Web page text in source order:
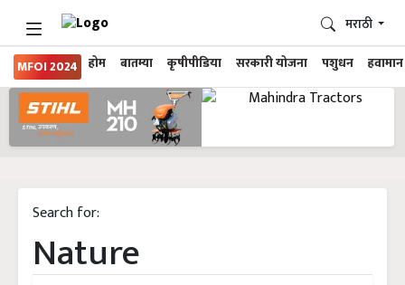
MFOI 2024 होम बातम्या कृषीपीडिया सरकारी योजना पशुधन हवामान
मराठी
Search for:
Nature